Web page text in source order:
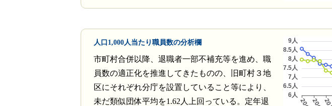
人口1,000人当たり職員数の分析欄
市町村合併以降、退職者一部不補充等を進め、職
員数の適正化を推進してきたものの、旧町村３地
区にそれぞれ分庁を設置していること等により、
未だ類似団体平均を1.62人上回っている。定年退